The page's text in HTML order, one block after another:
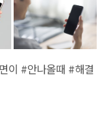
이 #안나올때 #해결